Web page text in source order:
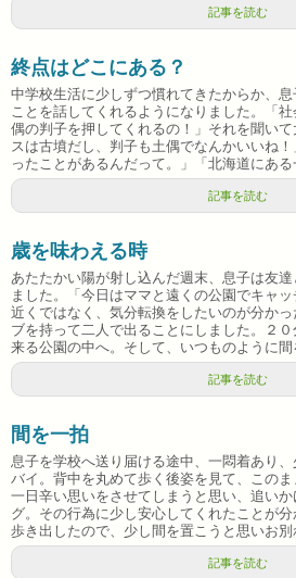
記事を読む
終点はどこにある？
中学校生活に少しずつ慣れてきたからか、
ことを話してくれるようになりました。「
偶の判子を押してくれるの！」それを聞い
スは古墳だし、判子も土偶でなんかいいね
ったことがあるんだって。」「北海道にあ
記事を読む
歳を味わえる時
あたたかい陽が射し込んだ週末、息子は友
ました。「今日はママと遠くの公園でキャッ
近くではなく、気分転換をしたいのが分か
ブを持って二人で出ることにしました。２
来る公園の中へ。そして、いつものように
記事を読む
間を一拍
息子を学校へ送り届ける途中、一悶着あり
バイ。背中を丸めて歩く後姿を見て、この
一日辛い思いをさせてしまうと思い、追い
グ。その行為に少し安心してくれたことが
歩き出したので、少し間を置こうと思いお
記事を読む